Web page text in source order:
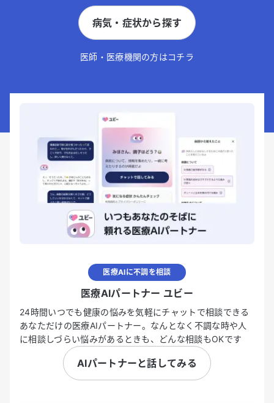
病気・症状から探す
医師・医療機関の方はコチラ
医療AIに不調を相談
医療AIパートナー ユビー
24時間いつでも健康の悩みを気軽にチャットで相談できる
あなただけの医療AIパートナー。なんとなく不調な時や人
に相談しづらい悩みがあるときも、どんな相談もOKです
AIパートナーと話してみる